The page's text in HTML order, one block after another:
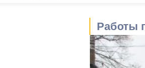
Устав
Города-
Торги и
Программа
Обратная
Комиссии
Новостная
Актуально
Работы